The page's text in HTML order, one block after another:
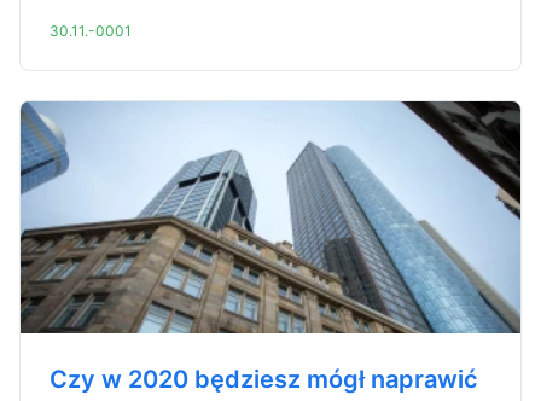
30.11.-0001
Czy w 2020 będziesz mógł naprawić